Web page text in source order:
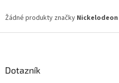
Žádné produkty značky Nickelodeon
Dotazník